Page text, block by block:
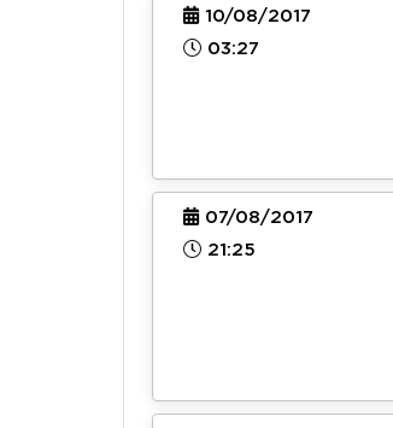
10/08/2017
03:27
07/08/2017
21:25